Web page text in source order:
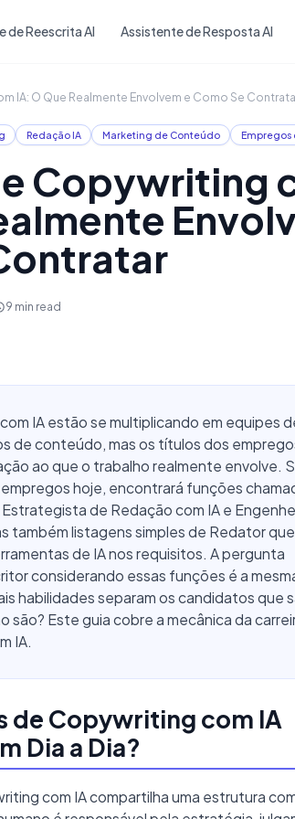
de Reescrita AI Assistente de Resposta AI
IA: O Que Realmente Envolvem e Como Se
Redação IA Marketing de Conteúdo Empregos
Copywriting
9 min read
IA estão se multiplicando em equipes
de conteúdo, mas os títulos dos
ao que o trabalho realmente envolve.
hoje, encontrará funções
de Redação com IA e
também listagens simples de Redator que
de IA nos requisitos. A pergunta
considerando essas funções é a
habilidades separam os candidatos que
Este guia cobre a mecânica da
IA.
de Copywriting com IA
Dia a Dia?
com IA compartilha uma estrutura